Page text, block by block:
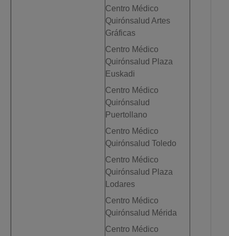
Centro Médico
Quirónsalud Artes
Gráficas
Centro Médico
Quirónsalud Plaza
Euskadi
Centro Médico
Quirónsalud
Puertollano
Centro Médico
Quirónsalud Toledo
Centro Médico
Quirónsalud Plaza
Lodares
Centro Médico
Quirónsalud Mérida
Centro Médico